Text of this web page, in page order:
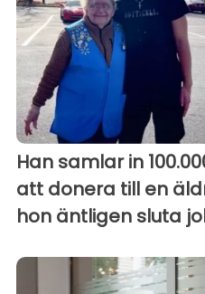
Han samlar in
att donera till en
hon äntligen sluta